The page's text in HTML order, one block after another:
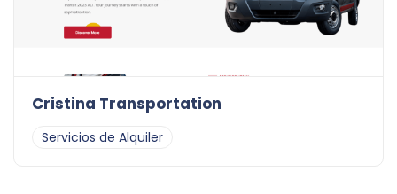
Cristina Transportation
Servicios de Alquiler